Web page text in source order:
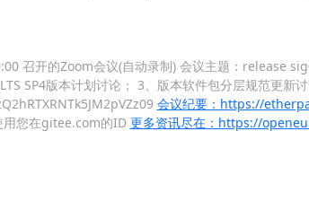
召开的Zoom会议(自动录制) 会议主题：release
SP4版本计划讨论； 3、版本软件包分层规范更新讨
会议纪要：https://
用您在gitee.com的ID 更多资讯尽在：https://